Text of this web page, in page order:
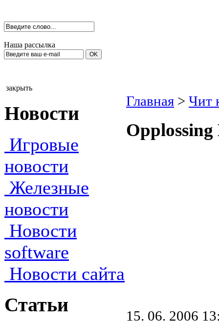
Наша рассылка
закрыть
Новости
Игровые
новости
Железные
новости
Новости
software
Новости сайта
Статьи
Главная > Чит
15. 06. 2006